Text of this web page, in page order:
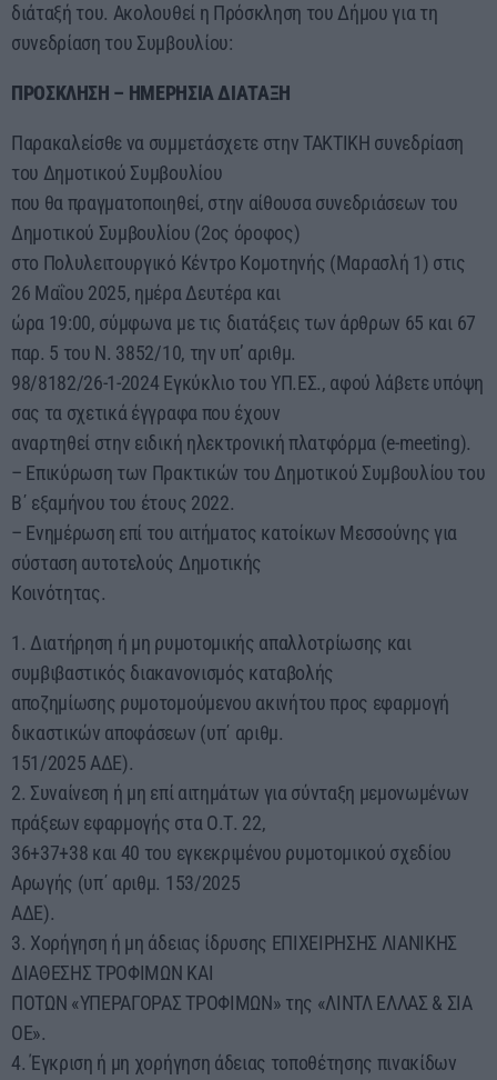
ΕΡΚΟ
23:55 - 00:00
διάταξή του. Ακολουθεί η Πρόσκληση του Δήμου για τη
συνεδρίαση του Συμβουλίου:
ΠΡΟΣΚΛΗΣΗ – ΗΜΕΡΗΣΙΑ ΔΙΑΤΑΞΗ
Παρακαλείσθε να συμμετάσχετε στην ΤΑΚΤΙΚΗ συνεδρίαση
του Δημοτικού Συμβουλίου
που θα πραγματοποιηθεί, στην αίθουσα συνεδριάσεων του
Δημοτικού Συμβουλίου (2ος όροφος)
στο Πολυλειτουργικό Κέντρο Κομοτηνής (Μαρασλή 1) στις
26 Μαΐου 2025, ημέρα Δευτέρα και
ώρα 19:00, σύμφωνα µε τις διατάξεις των άρθρων 65 και 67
παρ. 5 του Ν. 3852/10, την υπ’ αριθμ.
98/8182/26-1-2024 Εγκύκλιο του ΥΠ.ΕΣ., αφού λάβετε υπόψη
σας τα σχετικά έγγραφα που έχουν
αναρτηθεί στην ειδική ηλεκτρονική πλατφόρμα (e-meeting).
– Επικύρωση των Πρακτικών του Δημοτικού Συμβουλίου του
Β΄ εξαμήνου του έτους 2022.
– Ενημέρωση επί του αιτήματος κατοίκων Μεσσούνης για
σύσταση αυτοτελούς Δημοτικής
Κοινότητας.
1. Διατήρηση ή μη ρυμοτομικής απαλλοτρίωσης και
συμβιβαστικός διακανονισμός καταβολής
αποζημίωσης ρυμοτομούμενου ακινήτου προς εφαρμογή
δικαστικών αποφάσεων (υπ΄ αριθμ.
151/2025 ΑΔΕ).
2. Συναίνεση ή μη επί αιτημάτων για σύνταξη μεμονωμένων
πράξεων εφαρμογής στα Ο.Τ. 22,
36+37+38 και 40 του εγκεκριμένου ρυμοτομικού σχεδίου
Αρωγής (υπ΄ αριθμ. 153/2025
ΑΔΕ).
3. Χορήγηση ή μη άδειας ίδρυσης ΕΠΙΧΕΙΡΗΣΗΣ ΛΙΑΝΙΚΗΣ
ΔΙΑΘΕΣΗΣ ΤΡΟΦΙΜΩΝ ΚΑΙ
ΠΟΤΩΝ «ΥΠΕΡΑΓΟΡΑΣ ΤΡΟΦΙΜΩΝ» της «ΛΙΝΤΛ ΕΛΛΑΣ & ΣΙΑ
ΟΕ».
4. Έγκριση ή μη χορήγηση άδειας τοποθέτησης πινακίδων